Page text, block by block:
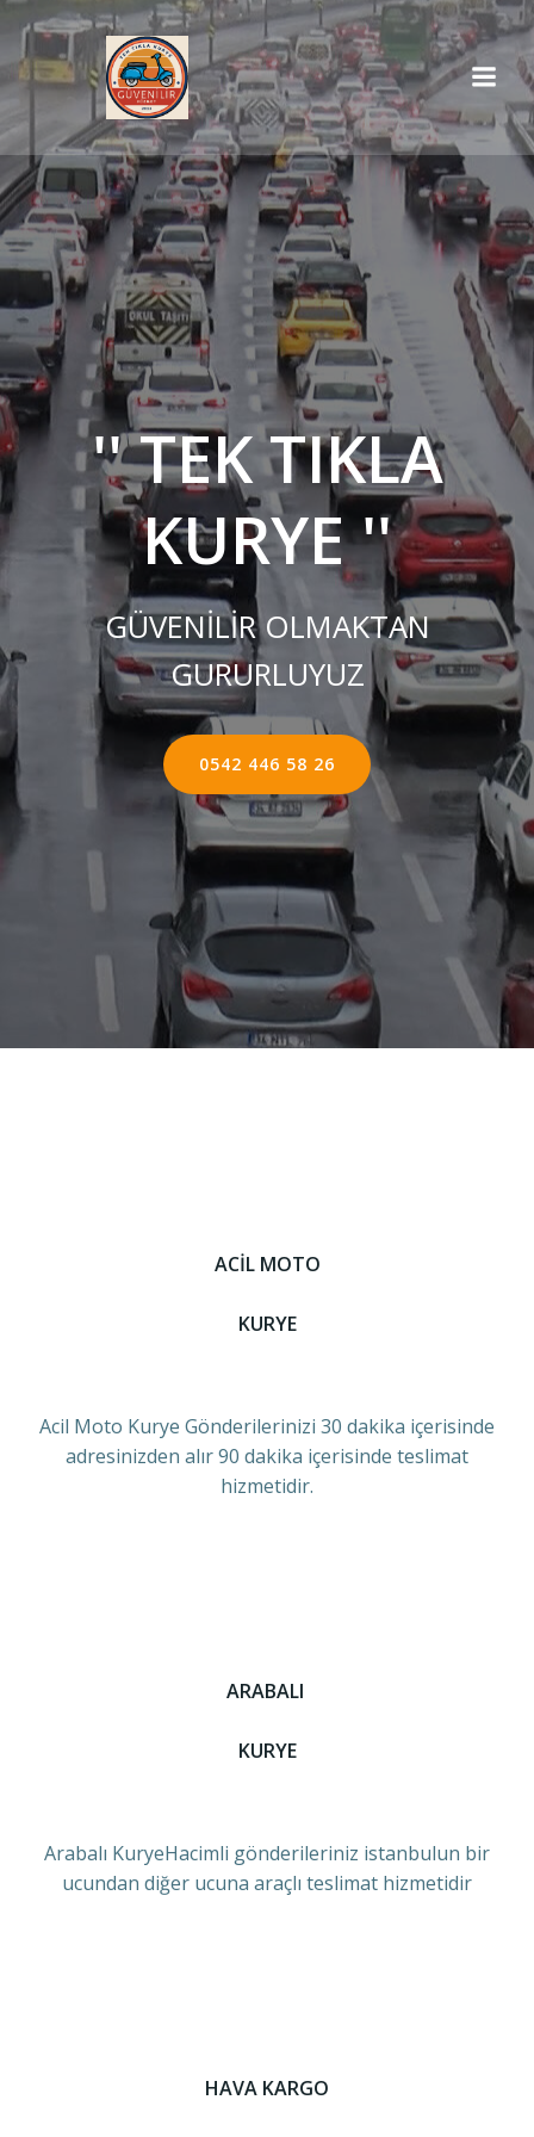
İçeriğe
geç
'' TEK TIKLA
KURYE ''
GÜVENİLİR OLMAKTAN
GURURLUYUZ
0542 446 58 26
ACİL MOTO
KURYE
Acil Moto Kurye Gönderilerinizi 30 dakika içerisinde
adresinizden alır 90 dakika içerisinde teslimat
hizmetidir.
ARABALI
KURYE
Arabalı KuryeHacimli gönderileriniz istanbulun bir
ucundan diğer ucuna araçlı teslimat hizmetidir
HAVA KARGO